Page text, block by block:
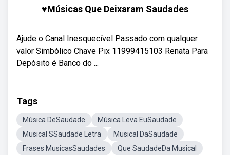
♥️Músicas Que Deixaram Saudades
Ajude o Canal Inesquecível Passado com qualquer
valor Simbólico Chave Pix 11999415103 Renata Para
Depósito é Banco do ...
Tags
Música DeSaudade
Música Leva EuSaudade
Musical SSaudade Letra
Musical DaSaudade
Frases MusicasSaudades
Que SaudadeDa Musical